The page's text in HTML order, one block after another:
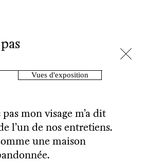
Vues d'exposition
pas monvisagem’a dit
l’un de nos entretiens.
une maison